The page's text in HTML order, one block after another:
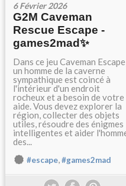
6 Février 2026
G2M Caveman
Rescue Escape -
games2mad✨
Dans ce jeu Caveman
un homme de la caverne
sympathique est coincé à
l'intérieur d'un endroit
rocheux et a besoin de votre
aide. Vous devez explorer la
région, collecter des objets
utiles, résoudre des énigmes
intelligentes et aider
des...
#escape,#games2mad